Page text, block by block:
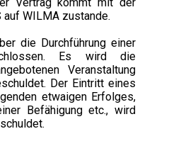
WILMA zustande.
die Durchführung einer
Es wird die
Veranstaltung
Der Eintritt eines
etwaigen Erfolges,
Befähigung etc., wird